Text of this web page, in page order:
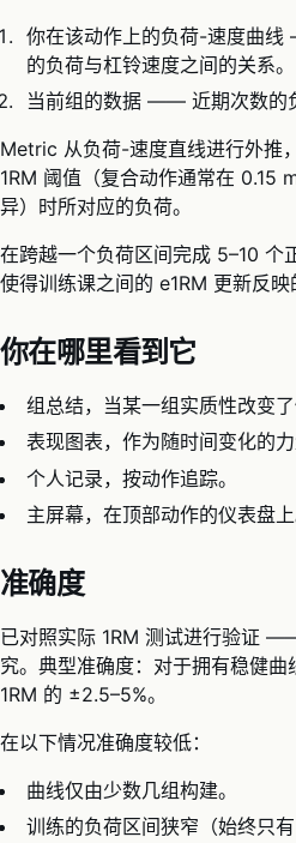
你在该动作上的负荷-速度曲
的负荷与杠铃速度之间的关系。
当前组的数据 —— 近期次数的
Metric 从负荷-速度直线进行外推
1RM 阈值（复合动作通常在 0.15
异）时所对应的负荷。
在跨越一个负荷区间完成 5–10 个
使得训练课之间的 e1RM 更新反映
你在哪里看到它
组总结，当某一组实质性改变了
表现图表，作为随时间变化的力
个人记录，按动作追踪。
主屏幕，在顶部动作的仪表盘上
准确度
已对照实际 1RM 测试进行验证
究。典型准确度：对于拥有稳健
1RM 的 ±2.5–5%。
在以下情况准确度较低：
曲线仅由少数几组构建。
训练的负荷区间狭窄（始终只有